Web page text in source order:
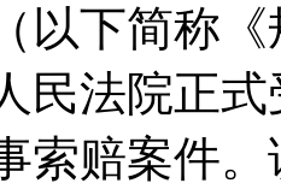
以下简称
民法院正
索赔案件